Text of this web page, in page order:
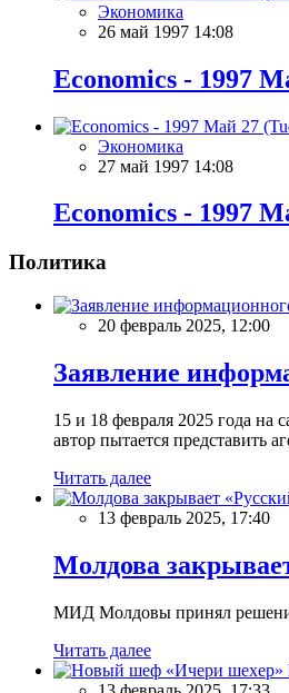
Экономика
26 май 1997 14:08
Economics - 1997
Экономика
27 май 1997 14:08
Economics - 1997
Политика
20 февраль 2025, 12:00
Заявление
15 и 18 февраля 2025 года на
автор пытается представить
Читать далее
13 февраль 2025, 17:40
Молдова
МИД Молдовы принял решение
Читать далее